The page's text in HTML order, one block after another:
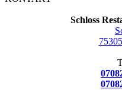
Schloss